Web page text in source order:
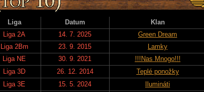
Liga Datum
Klan
Liga 2A 14. 7. 2025
Green Dream
Liga 2Bm 23. 9. 2015
Lamky
Liga NE 30. 9. 2021
!!!Nas Mnogo!!!
Liga 3D 26. 12. 2014
Teplé ponožky
Liga 3E 15. 5. 2024
Ilumináti